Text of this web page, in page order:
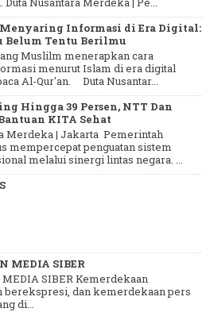
Informasi di Era Digital:
Belum Tentu Berilmu
Muslilm menerapkan cara
menurut Islam di era digital
Al-Qur'an. Duta Nusantar...
Hingga 39 Persen, NTT Dan
KITA Sehat
Merdeka | Jakarta Pemerintah
mempercepat penguatan sistem
melalui sinergi lintas negara. ...
MEDIA SIBER
SIBER Kemerdekaan
berekspresi, dan kemerdekaan pers
di...